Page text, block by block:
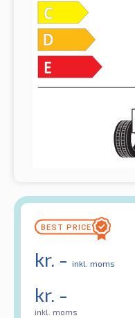
kr. - inkl. moms
kr. -
inkl. moms